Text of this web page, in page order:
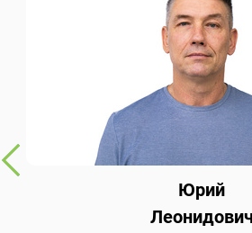
Юрий
Леонидович